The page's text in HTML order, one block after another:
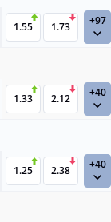
1.55 1.73 +97
1.33 2.12 +40
1.25 2.38 +40